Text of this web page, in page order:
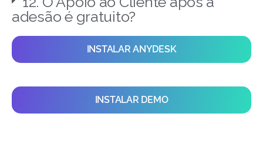
adesão é gratuito?
INSTALAR ANYDESK
INSTALAR DEMO